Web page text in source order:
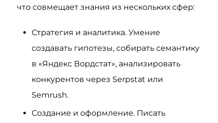
что совмещает знания из нескольких сфер:
Стратегия и аналитика. Умение
создавать гипотезы, собирать семантику
в «Яндекс Вордстат», анализировать
конкурентов через Serpstat или
Semrush.
Создание и оформление. Писать